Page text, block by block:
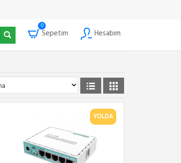
0
Sepetim Hesabım
YOLDA